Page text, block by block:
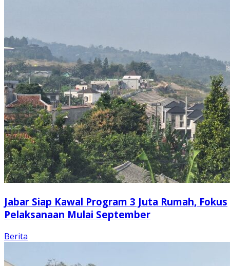
Jabar Siap Kawal Program 3 Juta Rumah, Fokus
Pelaksanaan Mulai September
Berita